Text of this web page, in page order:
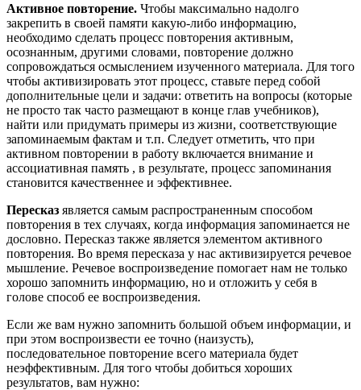
Активное повторение. Чтобы максимально надолго
закрепить в своей памяти какую-либо информацию,
необходимо сделать процесс повторения активным,
осознанным, другими словами, повторение должно
сопровождаться осмыслением изученного материала. Для того
чтобы активизировать этот процесс, ставьте перед собой
дополнительные цели и задачи: ответить на вопросы (которые
не просто так часто размещают в конце глав учебников),
найти или придумать примеры из жизни, соответствующие
запоминаемым фактам и т.п. Следует отметить, что при
активном повторении в работу включается внимание и
ассоциативная память , в результате, процесс запоминания
становится качественнее и эффективнее.
Пересказ является самым распространенным способом
повторения в тех случаях, когда информация запоминается не
дословно. Пересказ также является элементом активного
повторения. Во время пересказа у нас активизируется речевое
мышление. Речевое воспроизведение помогает нам не только
хорошо запомнить информацию, но и отложить у себя в
голове способ ее воспроизведения.
Если же вам нужно запомнить большой объем информации, и
при этом воспроизвести ее точно (наизусть),
последовательное повторение всего материала будет
неэффективным. Для того чтобы добиться хороших
результатов, вам нужно: